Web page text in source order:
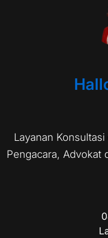
Layanan
Pengacara, Advokat